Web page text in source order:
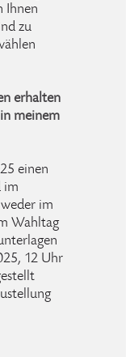
Ihnen
zu
erhalten
meinem
einen
im
im
Wahltag
12 Uhr